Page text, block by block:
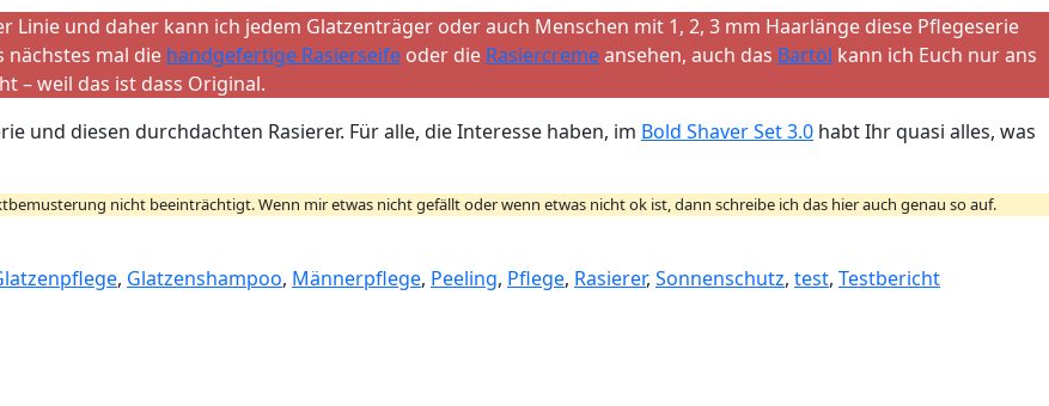
Linie und daher kann ich jedem Glatzenträger oder auch Menschen mit 1, 2, 3 mm Haarlänge diese Pflegeserie
mal die handgefertige Rasierseife oder die Rasiercremeansehen, auch das Bartöl kann ich Euch nur ans
– weil das ist dass Original.
und diesen durchdachten Rasierer. Für alle, die Interesse haben, im Bold Shaver Set 3.0 habt Ihr quasi alles, was
nicht beeinträchtigt. Wenn mir etwas nicht gefällt oder wenn etwas nicht ok ist, dann schreibe ich das hier auch genau so auf.
, Glatzenshampoo, Männerpflege, Peeling, Pflege, Rasierer, Sonnenschutz, test, Testbericht